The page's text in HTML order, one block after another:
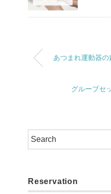
あつまれ運動器の
グループセ
Reservation